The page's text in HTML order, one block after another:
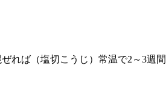
れば（塩切こうじ）常温で2～3週間